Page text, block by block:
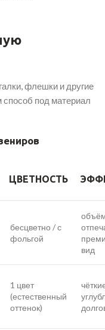
флешки и другие
под материал
ЦВЕТНОСТЬ
бесцветно / с
фольгой
вид
1 цвет
(естественный
оттенок)